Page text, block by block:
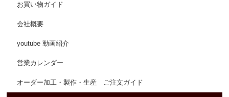
お買い物ガイド
会社概要
youtube 動画紹介
営業カレンダー
オーダー加工・製作・生産 ご注文ガイド